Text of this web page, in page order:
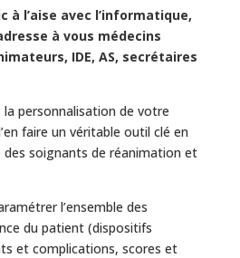
à l’aise avec l’informatique,
à vous médecins
IDE, AS, secrétaires
personnalisation de votre
faire un véritable outil clé en
des soignants de réanimation et
l’ensemble des
du patient (dispositifs
et complications, scores et